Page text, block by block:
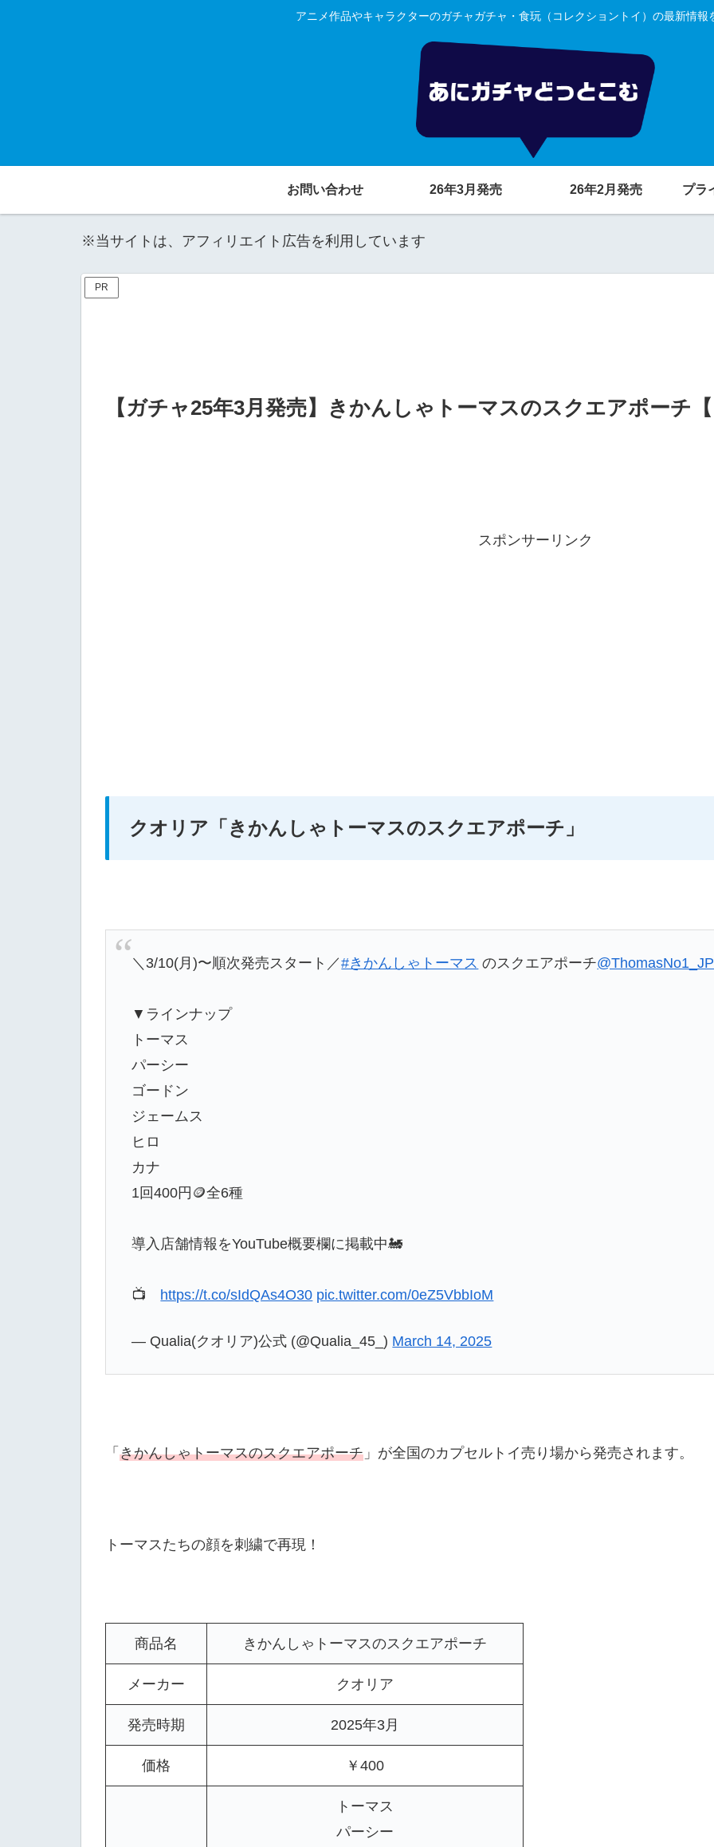
アニメ作品やキャラクターのガチャガチャ・食玩（コレクショントイ）の最新情報
お問い合わせ 26年3月発売 26年2月発売 プラ
※当サイトは、アフィリエイト広告を利用しています
PR
【ガチャ25年3月発売】きかんしゃトーマスのスクエアポーチ
スポンサーリンク
クオリア 「きかんしゃトーマスのスクエアポーチ」
＼3/10(月)〜順次発売スタート／#きかんしゃトーマス のスクエアポーチ@ThomasNo1_JP
▼ラインナップ
トーマス
パーシー
ゴードン
ジェームス
ヒロ
カナ
1回400円🪙全6種
導入店舗情報をYouTube概要欄に掲載中🚂
📺 https://t.co/sIdQAs4O30 pic.twitter.com/0eZ5VbbIoM
— Qualia(クオリア)公式 (@Qualia_45_) March 14, 2025
「 きかんしゃトーマスのスクエアポーチ 」が全国のカプセルトイ売り場から発売されます。
トーマスたちの顔を刺繍で再現！
商品名 きかんしゃトーマスのスクエアポーチ
メーカー クオリア
発売時期 2025年3月
価格 ￥400
トーマス
パーシー